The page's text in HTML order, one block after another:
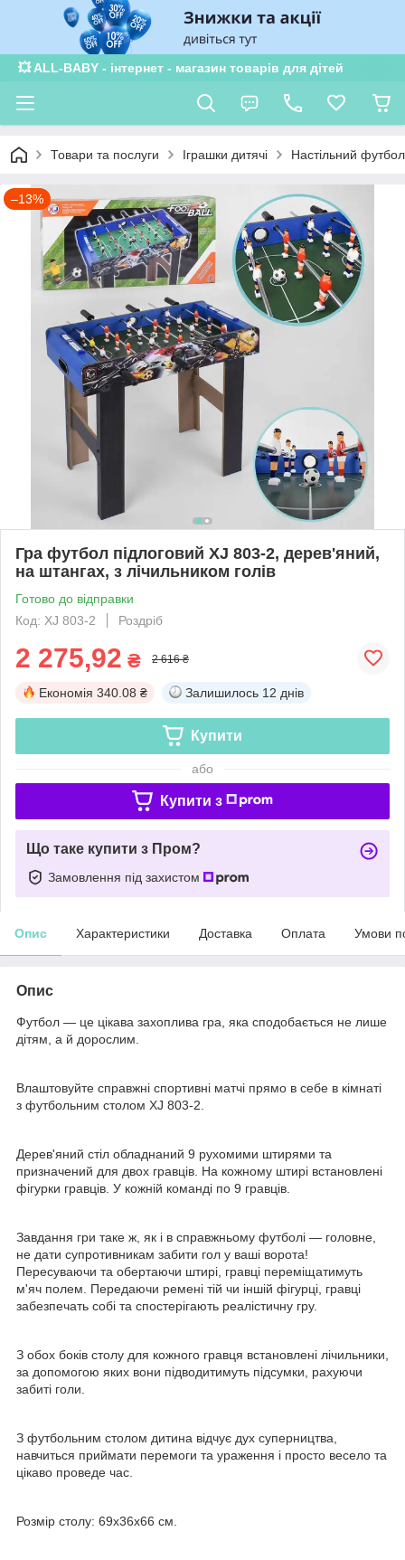
💥 ALL-BABY - інтернет - магазин товарів для дітей
Товари та послуги Іграшки дитячі Настільний
–13%
Гра футбол підлоговий XJ 803-2, дерев'яний,
на штангах, з лічильником голів
Готово до відправки
Код: XJ 803-2
Роздріб
2 275,92 ₴ 2 616 ₴
Економія 340.08 ₴ Залишилось 12 днів
Купити
або
Купити з
Що таке купити з Пром?
Замовлення під захистом
Опис Характеристики Доставка Оплата Умови
Опис
Футбол — це цікава захоплива гра, яка сподобається не лише
дітям, а й дорослим.
Влаштовуйте справжні спортивні матчі прямо в себе в кімнаті
з футбольним столом XJ 803-2.
Дерев'яний стіл обладнаний 9 рухомими штирями та
призначений для двох гравців. На кожному штирі встановлені
фігурки гравців. У кожній команді по 9 гравців.
Завдання гри таке ж, як і в справжньому футболі — головне,
не дати супротивникам забити гол у ваші ворота!
Пересуваючи та обертаючи штирі, гравці переміщатимуть
м'яч полем. Передаючи ремені тій чи іншій фігурці, гравці
забезпечать собі та спостерігають реалістичну гру.
З обох боків столу для кожного гравця встановлені лічильники,
за допомогою яких вони підводитимуть підсумки, рахуючи
забиті голи.
З футбольним столом дитина відчує дух суперництва,
навчиться приймати перемоги та ураження і просто весело та
цікаво проведе час.
Розмір столу: 69х36х66 см.